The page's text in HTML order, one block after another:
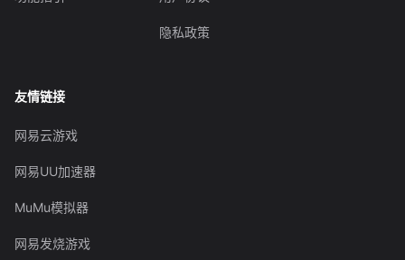
隐私政策
友情链接
网易云游戏
网易UU加速器
MuMu模拟器
网易发烧游戏